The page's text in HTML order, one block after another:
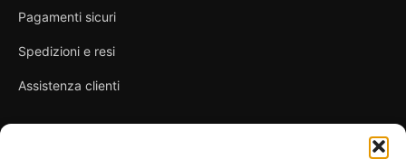
Pagamenti sicuri
Spedizioni e resi
Assistenza clienti